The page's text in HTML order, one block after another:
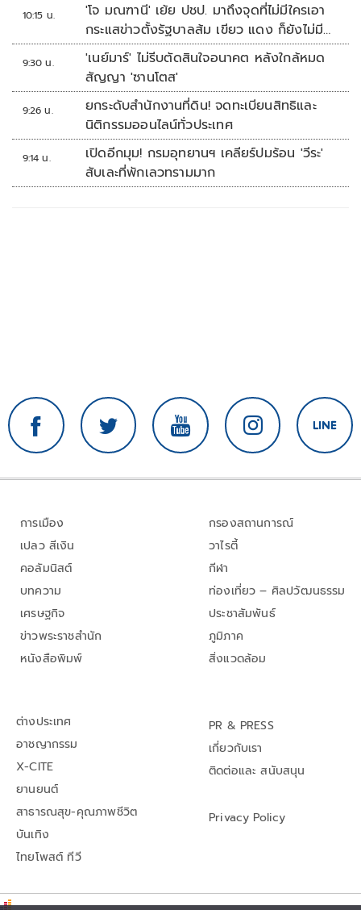
10:15 น.
'โจ มณฑานี' เย้ย ปชป. มาถึงจุดที่ไม่มีใครเอา
กระแสข่าวตั้งรัฐบาลส้ม เขียว แดง ก็ยังไม่มีฟ้า
เลย
9:30 น.
'เนย์มาร์' ไม่รีบตัดสินใจอนาคต หลังใกล้หมด
สัญญา 'ซานโตส'
9:26 น.
ยกระดับสำนักงานที่ดิน! จดทะเบียนสิทธิและ
นิติกรรมออนไลน์ทั่วประเทศ
9:14 น.
เปิดอีกมุม! กรมอุทยานฯ เคลียร์ปมร้อน 'วีระ'
สับเละที่พักเลวทรามมาก
การเมือง
เปลว สีเงิน
คอลัมนิสต์
บทความ
เศรษฐกิจ
ข่าวพระราชสำนัก
หนังสือพิมพ์
กรองสถานการณ์
วาไรตี้
กีฬา
ท่องเที่ยว – ศิลปวัฒนธรรม
ประชาสัมพันธ์
ภูมิภาค
สิ่งแวดล้อม
ต่างประเทศ
อาชญากรรม
X-CITE
ยานยนต์
สาธารณสุข-คุณภาพชีวิต
บันเทิง
ไทยโพสต์ ทีวี
PR & PRESS
เกี่ยวกับเรา
ติดต่อและ สนับสนุน
Privacy Policy